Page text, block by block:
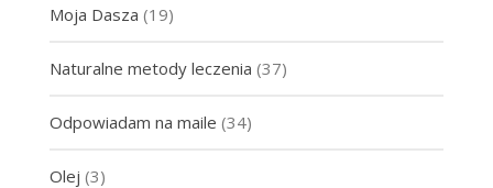
Moja Dasza (19)
Naturalne metody leczenia (37)
Odpowiadam na maile (34)
Olej (3)